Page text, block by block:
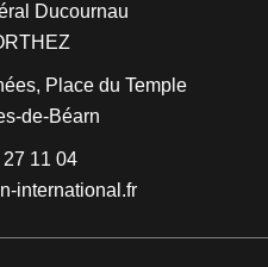
Ducournau
Place du Temple
de-Béarn
11 04
international.fr